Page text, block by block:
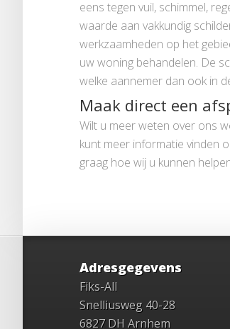
eens tegen vuil, schimmel,
waarde aan vakkundig
werkzaamheden op het
uw woning behandelen. De
welke aannemer dan ook in
Maak direct een
Wilt u meer weten over ons
kunt meer informatie vinden
graag hoe wij u kunnen
Adresgegevens
Fiks-All
Snelliusweg 40-28
6827 DH Arnhem